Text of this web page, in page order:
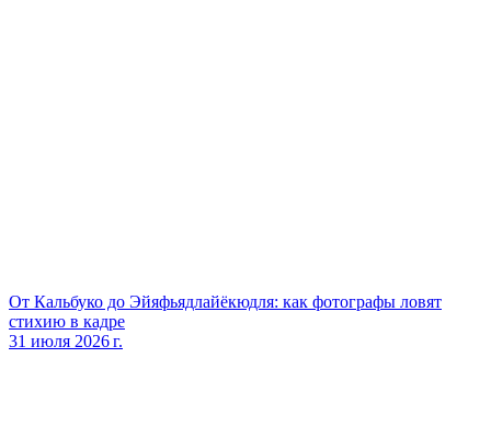
От Кальбуко до Эйяфьядлайёкюдля: как фотографы ловят
стихию в кадре
31 июля 2026 г.